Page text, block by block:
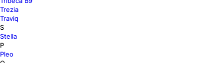
Trezia
Traviq
S
Stella
P
Pleo